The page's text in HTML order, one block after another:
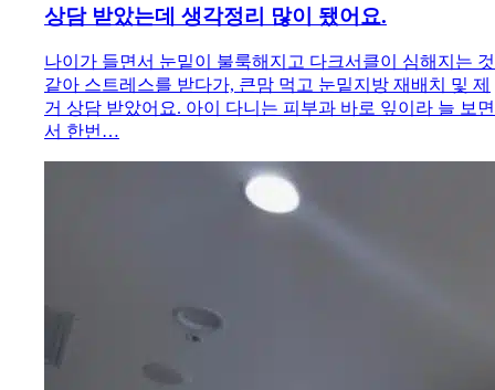
상담 받았는데 생각정리 많이 됐어요.
나이가 들면서 눈밑이 불룩해지고 다크서클이 심해지는 것
같아 스트레스를 받다가, 큰맘 먹고 눈밑지방 재배치 및 제
거 상담 받았어요. 아이 다니는 피부과 바로 잎이라 늘 보면
서 한번…